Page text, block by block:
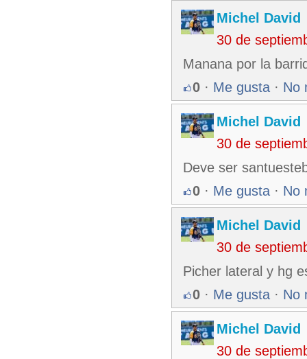
Michel David
30 de
Manana por la
0 · Me gusta · No
Michel David
30 de
Deve ser
0 · Me gusta · No
Michel David
30 de
Picher lateral y hg
0 · Me gusta · No
Michel David
30 de